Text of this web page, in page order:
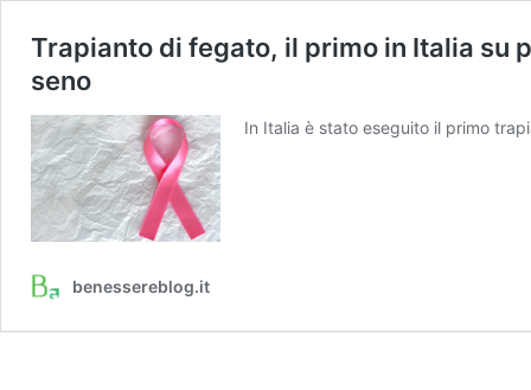
Trapianto di fegato, il primo in Italia su
seno
In Italia è stato eseguito il primo
benessereblog.it